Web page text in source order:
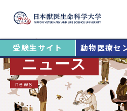
受験生サイト 動物医療セ
ニュース
news